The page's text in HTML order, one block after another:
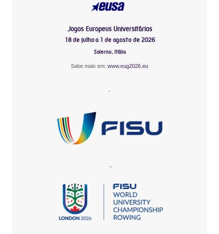
Jogos Europeus Universitários
18 de julho a 1 de agosto de 2026
Salerno, Itália
Sabe mais em: www.eug2026.eu
-
-